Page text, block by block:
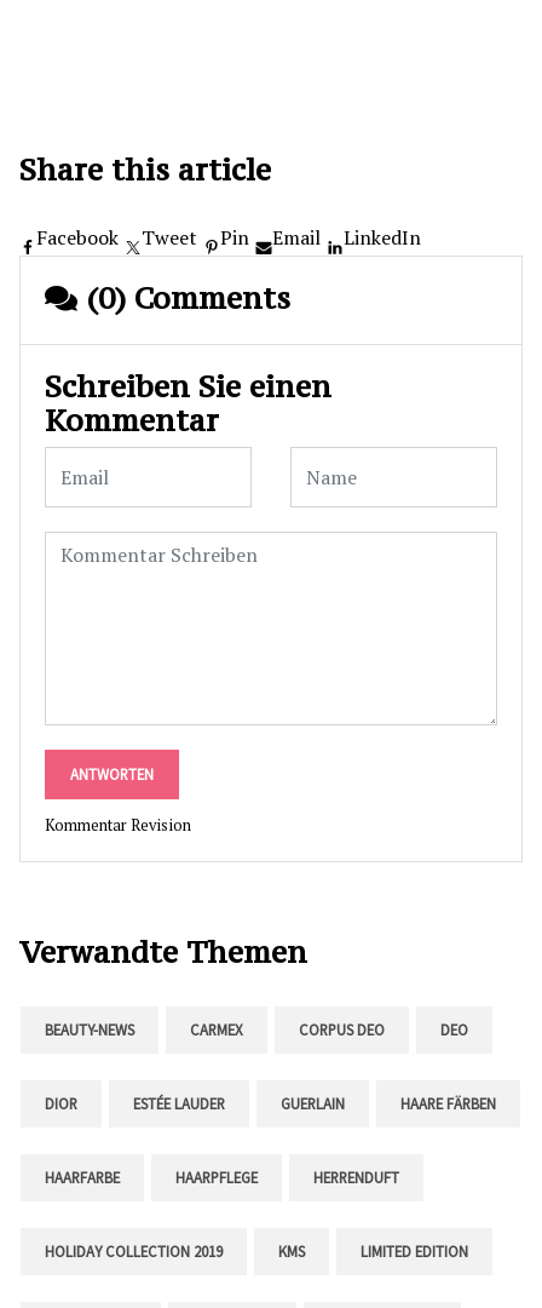
Share this article
Facebook Tweet Pin Email LinkedIn
(0) Comments
Schreiben Sie einen
Kommentar
ANTWORTEN
Kommentar Revision
Verwandte Themen
BEAUTY-NEWS CARMEX CORPUS DEO DEO
DIOR ESTÉE LAUDER GUERLAIN HAARE FÄRBEN
HAARFARBE HAARPFLEGE HERRENDUFT
HOLIDAY COLLECTION 2019 KMS LIMITED EDITION